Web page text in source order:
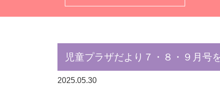
児童プラザだより７・８・９月号
2025.05.30